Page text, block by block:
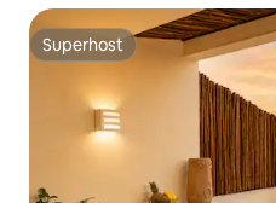
Superhost
Superhost